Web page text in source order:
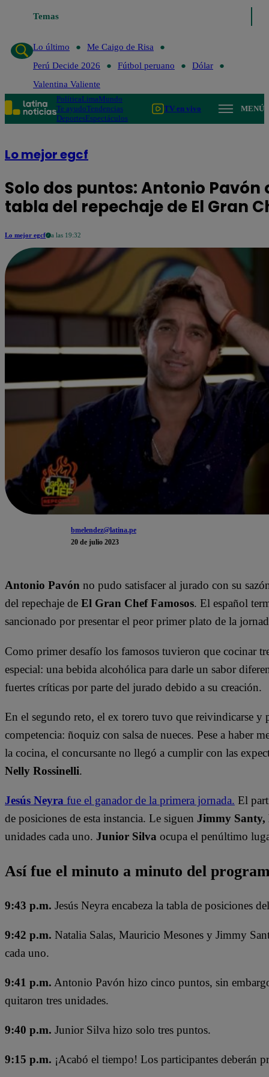
Temas
Lo último
Me Caigo de Risa
Perú Decide 2026
Fútbol peruano
Dólar
Valentina Valiente
PolíticaLimaMundo
Te ayudoTendencias
DeportesEspectáculos
TV en vivo MENÚ
Lo mejor egcf
Solo dos puntos: Antonio
tabla del repechaje de El Gran
Lo mejor egcf a las 19:32
bmelendez@latina.pe
20 de julio 2023
Antonio Pavón no pudo satisfacer al jurado con su
del repechaje de El Gran Chef Famosos. El español
sancionado por presentar el peor primer plato de la
Como primer desafío los famosos tuvieron que cocinar
especial: una bebida alcohólica para darle un sabor
fuertes críticas por parte del jurado debido a su creación.
En el segundo reto, el ex torero tuvo que reivindicarse y
competencia: ñoquiz con salsa de nueces. Pese a haber
la cocina, el concursante no llegó a cumplir con las
Nelly Rossinelli.
Jesús Neyra fue el ganador de la primera jornada. El
de posiciones de esta instancia. Le siguen Jimmy
unidades cada uno. Junior Silva ocupa el penúltimo
Así fue el minuto a minuto del
9:43 p.m. Jesús Neyra encabeza la tabla de posiciones
9:42 p.m. Natalia Salas, Mauricio Mesones y Jimmy
cada uno.
9:41 p.m. Antonio Pavón hizo cinco puntos, sin
quitaron tres unidades.
9:40 p.m. Junior Silva hizo solo tres puntos.
9:15 p.m. ¡Acabó el tiempo! Los participantes deberán